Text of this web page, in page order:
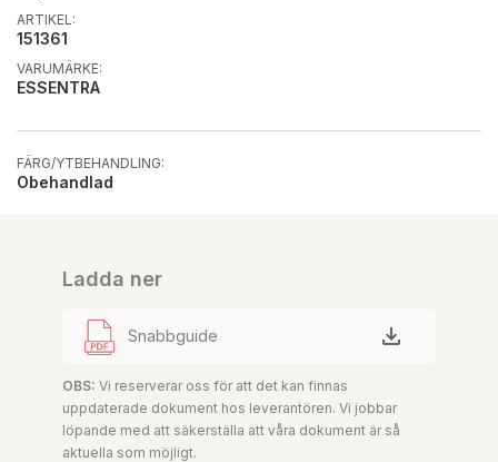
ARTIKEL:
151361
VARUMÄRKE:
ESSENTRA
FÄRG/YTBEHANDLING:
Obehandlad
Ladda ner
Snabbguide
OBS: Vi reserverar oss för att det kan finnas
uppdaterade dokument hos leverantören. Vi jobbar
löpande med att säkerställa att våra dokument är så
aktuella som möjligt.